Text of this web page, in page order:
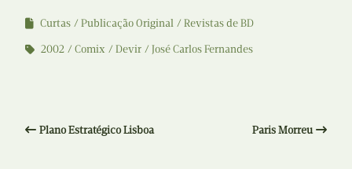
Curtas Publicação Original
Revistas de BD
2002
Comix Devir José Carlos Fernandes
Plano Estratégico Lisboa Paris Morreu